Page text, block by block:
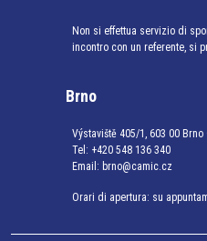
Non si effettua servizio di
incontro con un referente, si
Brno
Výstaviště 405/1, 603 00 Brno
Tel: +420 548 136 340
Email: brno@camic.cz
Orari di apertura: su